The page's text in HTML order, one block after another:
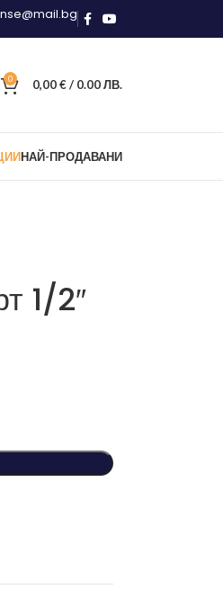
0 0,00€/ 0.00 ЛВ.
НАЙ-ПРОДАВАНИ
1/2″